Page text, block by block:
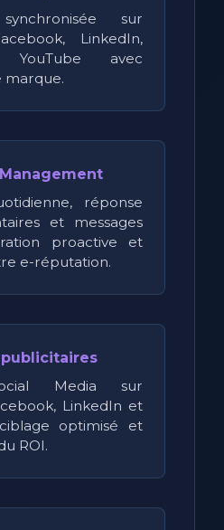
sur
LinkedIn,
avec
marque.
réponse
et messages
proactive et
e-réputation.
Media sur
LinkedIn et
optimisé et
ROI.